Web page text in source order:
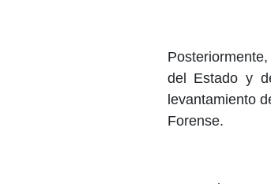
del Estado y
levantamiento
Forense.